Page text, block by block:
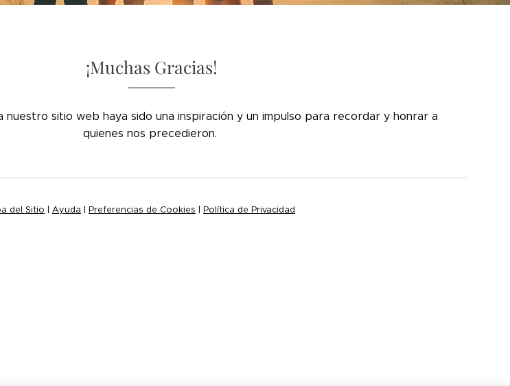
¡Muchas Gracias!
nuestro sitio web haya sido una inspiración y un impulso para recordar y honrar a
quienes nos precedieron.
del Sitio Ayuda Preferencias de Cookies Política de Privacidad